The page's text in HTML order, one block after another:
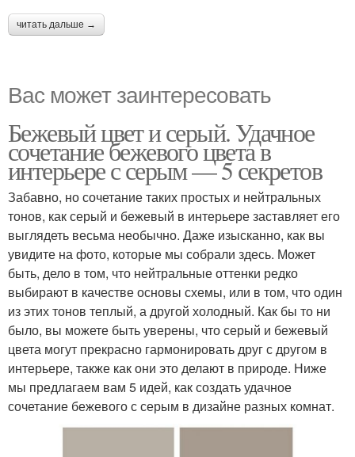
читать дальше →
Вас может заинтересовать
Бежевый цвет и серый. Удачное
сочетание бежевого цвета в
интерьере с серым — 5 секретов
Забавно, но сочетание таких простых и нейтральных
тонов, как серый и бежевый в интерьере заставляет его
выглядеть весьма необычно. Даже изысканно, как вы
увидите на фото, которые мы собрали здесь. Может
быть, дело в том, что нейтральные оттенки редко
выбирают в качестве основы схемы, или в том, что один
из этих тонов теплый, а другой холодный. Как бы то ни
было, вы можете быть уверены, что серый и бежевый
цвета могут прекрасно гармонировать друг с другом в
интерьере, также как они это делают в природе. Ниже
мы предлагаем вам 5 идей, как создать удачное
сочетание бежевого с серым в дизайне разных комнат.